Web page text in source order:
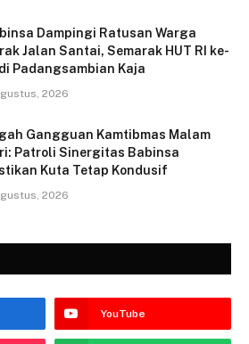
Dampingi Ratusan Warga
Jalan Santai, Semarak HUT RI ke-
Padangsambian Kaja
2026
Gangguan Kamtibmas Malam
Patroli Sinergitas Babinsa
Kuta Tetap Kondusif
2026
YouTube